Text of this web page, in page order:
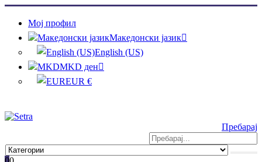
Мој профил
Македонски јазик
English (US)
MKD ден
EUR €
Пребарај